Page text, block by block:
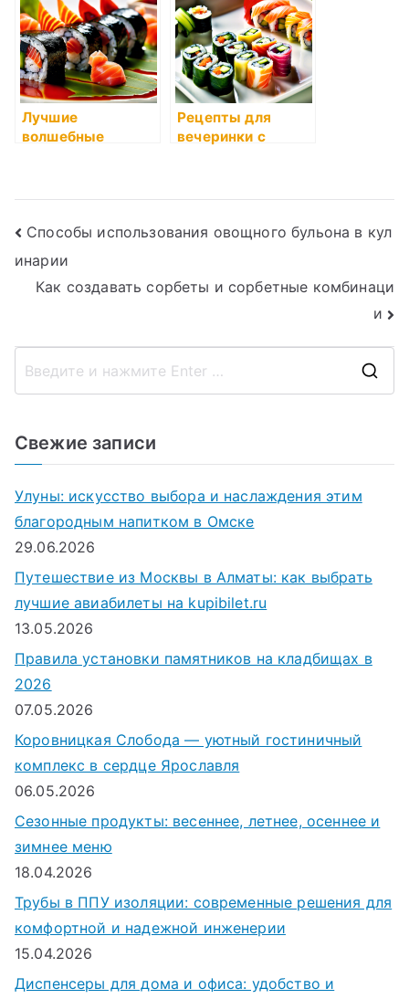
Лучшие
волшебные
Рецепты для
вечеринки с
Навигация
по
Способы использования овощного бульона в кул
инарии
Как создавать сорбеты и сорбетные комбинаци
и
Свежие записи
Улуны: искусство выбора и наслаждения этим
благородным напитком в Омске
29.06.2026
Путешествие из Москвы в Алматы: как выбрать
лучшие авиабилеты на kupibilet.ru
13.05.2026
Правила установки памятников на кладбищах в
2026
07.05.2026
Коровницкая Слобода — уютный гостиничный
комплекс в сердце Ярославля
06.05.2026
Сезонные продукты: весеннее, летнее, осеннее и
зимнее меню
18.04.2026
Трубы в ППУ изоляции: современные решения для
комфортной и надежной инженерии
15.04.2026
Диспенсеры для дома и офиса: удобство и